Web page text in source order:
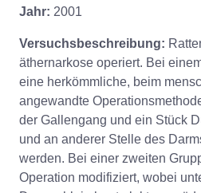
Jahr: 2001
Versuchsbeschreibung:
äthernarkose operiert. Bei
eine herkömmliche, beim
angewandte
der Gallengang und ein Stück
und an anderer Stelle des
werden. Bei einer zweiten
Operation modifiziert, wobei